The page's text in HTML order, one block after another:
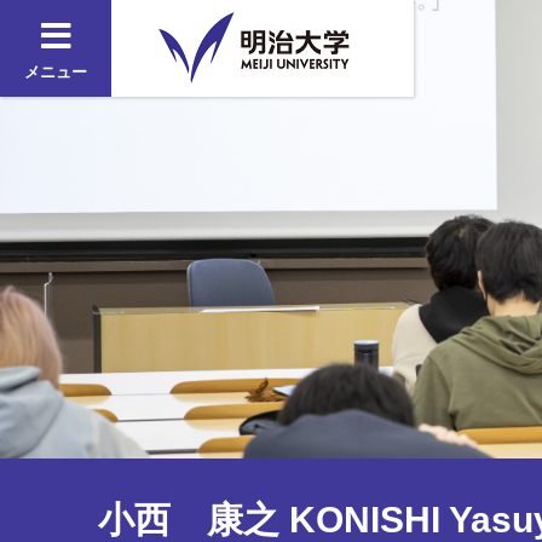
メニュー
小西 康之 KONISHI